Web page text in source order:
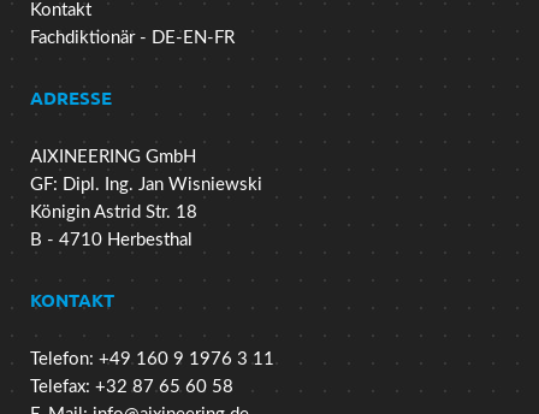
Kontakt
Fachdiktionär - DE-EN-FR
ADRESSE
AIXINEERING GmbH
GF: Dipl. Ing. Jan Wisniewski
Königin Astrid Str. 18
B - 4710 Herbesthal
KONTAKT
Telefon: +49 160 9 1976 3 11
Telefax: +32 87 65 60 58